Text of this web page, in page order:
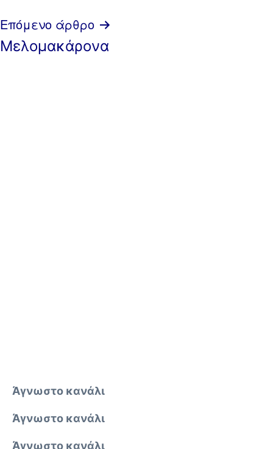
Επόμενο άρθρο
Μελομακάρονα
Άγνωστο κανάλι
Άγνωστο κανάλι
Άγνωστο κανάλι